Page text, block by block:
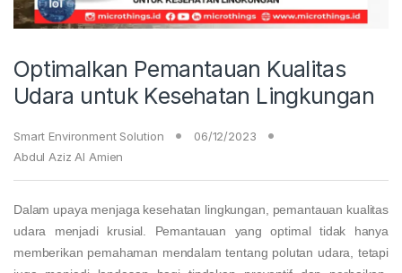
Optimalkan Pemantauan Kualitas
Udara untuk Kesehatan Lingkungan
Smart Environment Solution
06/12/2023
Abdul Aziz Al Amien
Dalam upaya menjaga kesehatan lingkungan, pemantauan kualitas
udara menjadi krusial. Pemantauan yang optimal tidak hanya
memberikan pemahaman mendalam tentang polutan udara, tetapi